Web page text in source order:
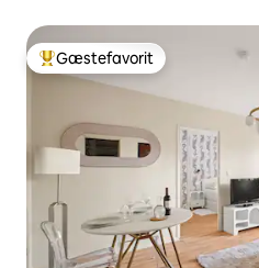
Bedste gæstefavorit
Gæstefavorit